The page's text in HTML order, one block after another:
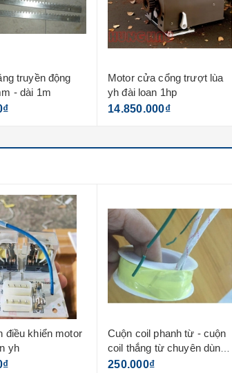
truyền động
- dài 1m
Motor cửa cổng trượt lùa
yh đài loan 1hp
14.850.000₫
điều khiển motor
yh
Cuộn coil phanh từ - cuộn
coil thắng từ chuyên dùng
cho motor cửa cuốn
250.000₫